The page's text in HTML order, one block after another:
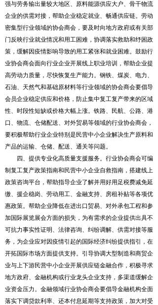
强与劳务输出量较大地区、原料能源供应大户、骨干物流
企业的供需对接，帮助企业稳定就业、畅通供应链。劳动
密集型行业领域的协会商会，要及时向地方政府或有关部
门反映行业就业情况和用工困难，协调落实救助和纾困政
策，缓解因疫情影响导致的用工紧张和就业困难。鼓励行
业协会商会面向行业企业开展线上职业培训，帮助企业提
高劳动力质量，尽快恢复生产能力。钢铁、煤炭、电力、
石油、天然气和基础原材料等行业领域的协会商会要倡导
会员企业稳定供应和价格，防止集中复工复产带来的区域
性、时段性短缺或价格大幅上涨。铁路、民航、公路、港
口、物流、仓储配送、对外贸易等领域的行业协会商会，
要积极帮助行业企业特别是民营中小企业解决生产原料和
产品的运输、仓储、配送、通关等问题。
四、提供专业化高质量支援服务。行业协会商会可编
制复工复产政策指南和民营中小企业自救指南，搭建线上
政策咨询平台，帮助指导企业了解并用好用足税费减免延
缴、援企稳岗、劳动用工、金融支持、房租补贴等各项优
惠政策。帮助企业降低在进出口贸易、对外承包工程和参
加国际展览展会方面的损失，为有需求的企业提供出具不
可抗力事实性证明、法律咨询、纠纷调解、供需对接等服
务，为企业应对因疫情引起的国际经济纠纷提供指引，在
开拓国际市场方面提供支持。引导协调大型制造和商贸企
业与上下游民营中小企业开展供应链金融合作，积极寻求
地方政府、金融机构或行业龙头企业支持，多渠道缓解企
业资金压力。金融领域行业协会商会要倡导金融机构全面
落实下调贷款利率、还本付息延期等支持政策，加大对受